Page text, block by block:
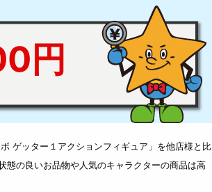
円
ゲッター１アクションフィギュア」を他店様と比
態の良いお品物や人気のキャラクターの商品は高